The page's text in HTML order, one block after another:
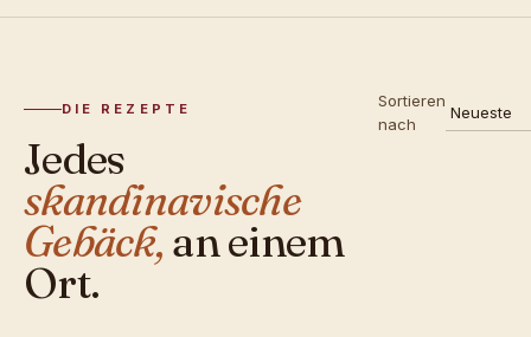
DIE REZEPTE
Jedes
skandinavische
Gebäck, an einem
Ort.
Sortieren
nach